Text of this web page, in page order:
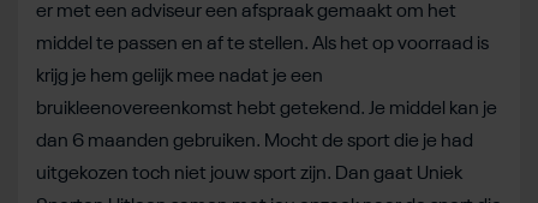
er met een adviseur een afspraak gemaakt om het
middel te passen en af te stellen. Als het op voorraad is
krijg je hem gelijk mee nadat je een
bruikleenovereenkomst hebt getekend. Je middel kan je
dan 6 maanden gebruiken. Mocht de sport die je had
uitgekozen toch niet jouw sport zijn. Dan gaat Uniek